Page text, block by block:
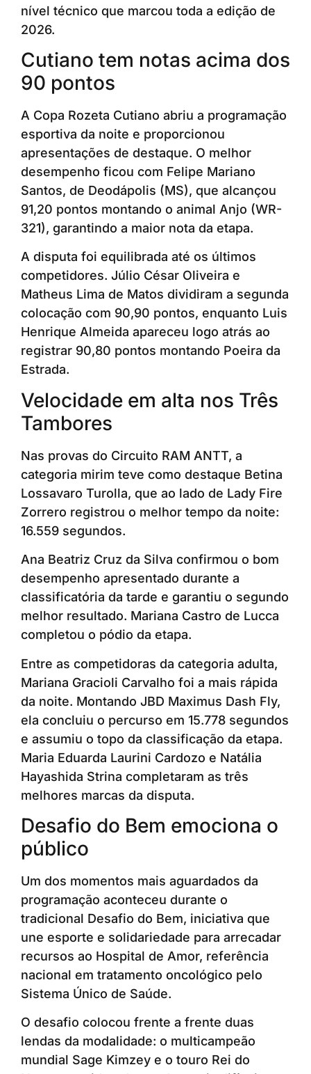
nível técnico que marcou toda a edição de
2026.
Cutiano tem notas acima dos
90 pontos
A Copa Rozeta Cutiano abriu a programação
esportiva da noite e proporcionou
apresentações de destaque. O melhor
desempenho ficou com Felipe Mariano
Santos, de Deodápolis (MS), que alcançou
91,20 pontos montando o animal Anjo (WR-
321), garantindo a maior nota da etapa.
A disputa foi equilibrada até os últimos
competidores. Júlio César Oliveira e
Matheus Lima de Matos dividiram a segunda
colocação com 90,90 pontos, enquanto Luis
Henrique Almeida apareceu logo atrás ao
registrar 90,80 pontos montando Poeira da
Estrada.
Velocidade em alta nos Três
Tambores
Nas provas do Circuito RAM ANTT, a
categoria mirim teve como destaque Betina
Lossavaro Turolla, que ao lado de Lady Fire
Zorrero registrou o melhor tempo da noite:
16.559 segundos.
Ana Beatriz Cruz da Silva confirmou o bom
desempenho apresentado durante a
classificatória da tarde e garantiu o segundo
melhor resultado. Mariana Castro de Lucca
completou o pódio da etapa.
Entre as competidoras da categoria adulta,
Mariana Gracioli Carvalho foi a mais rápida
da noite. Montando JBD Maximus Dash Fly,
ela concluiu o percurso em 15.778 segundos
e assumiu o topo da classificação da etapa.
Maria Eduarda Laurini Cardozo e Natália
Hayashida Strina completaram as três
melhores marcas da disputa.
Desafio do Bem emociona o
público
Um dos momentos mais aguardados da
programação aconteceu durante o
tradicional Desafio do Bem, iniciativa que
une esporte e solidariedade para arrecadar
recursos ao Hospital de Amor, referência
nacional em tratamento oncológico pelo
Sistema Único de Saúde.
O desafio colocou frente a frente duas
lendas da modalidade: o multicampeão
mundial Sage Kimzey e o touro Rei do